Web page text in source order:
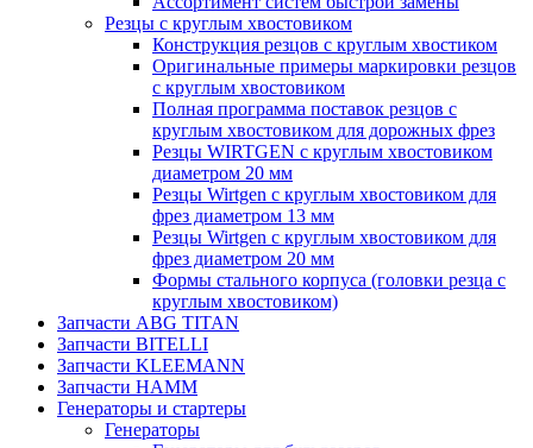
Резцы с круглым хвостовиком
Конструкция резцов с круглым хвостиком
Оригинальные примеры маркировки резцов
с круглым хвостовиком
Полная программа поставок резцов с
круглым хвостовиком для дорожных фрез
Резцы WIRTGEN с круглым хвостовиком
диаметром 20 мм
Резцы Wirtgen с круглым хвостовиком для
фрез диаметром 13 мм
Резцы Wirtgen с круглым хвостовиком для
фрез диаметром 20 мм
Формы стального корпуса (головки резца с
круглым хвостовиком)
Запчасти ABG TITAN
Запчасти BITELLI
Запчасти KLEEMANN
Запчасти HAMM
Генераторы и стартеры
Генераторы